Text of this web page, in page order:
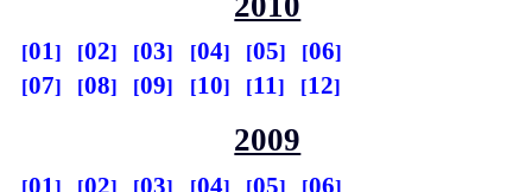
01 02 03 04 05
06
07
08 09 10 11 12
2009
01 02 03 04 05
06